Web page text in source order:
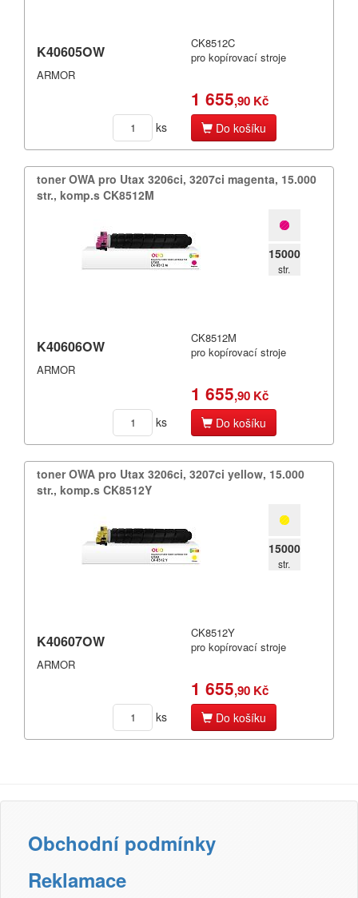
K40605OW
ARMOR
CK8512C
pro kopírovací stroje
1 655,90 Kč
ks Do košíku
toner OWA pro Utax 3206ci,​ 3207ci magenta,​ 15.​000
str.​,​ komp.​s CK8512M
15000
str.
K40606OW
ARMOR
CK8512M
pro kopírovací stroje
1 655,90 Kč
ks Do košíku
toner OWA pro Utax 3206ci,​ 3207ci yellow,​ 15.​000
str.​,​ komp.​s CK8512Y
15000
str.
K40607OW
ARMOR
CK8512Y
pro kopírovací stroje
1 655,90 Kč
ks Do košíku
Obchodní podmínky
Reklamace